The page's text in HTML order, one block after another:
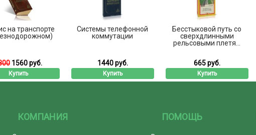
на транспорте
1560 руб.
Купить
Системы телефонной
коммутации
1440 руб.
Купить
Бесстыковой путь со
сверхдлинными
рельсовыми плетя...
665 руб.
Купить
КОМПАНИЯ ПОМОЩЬ